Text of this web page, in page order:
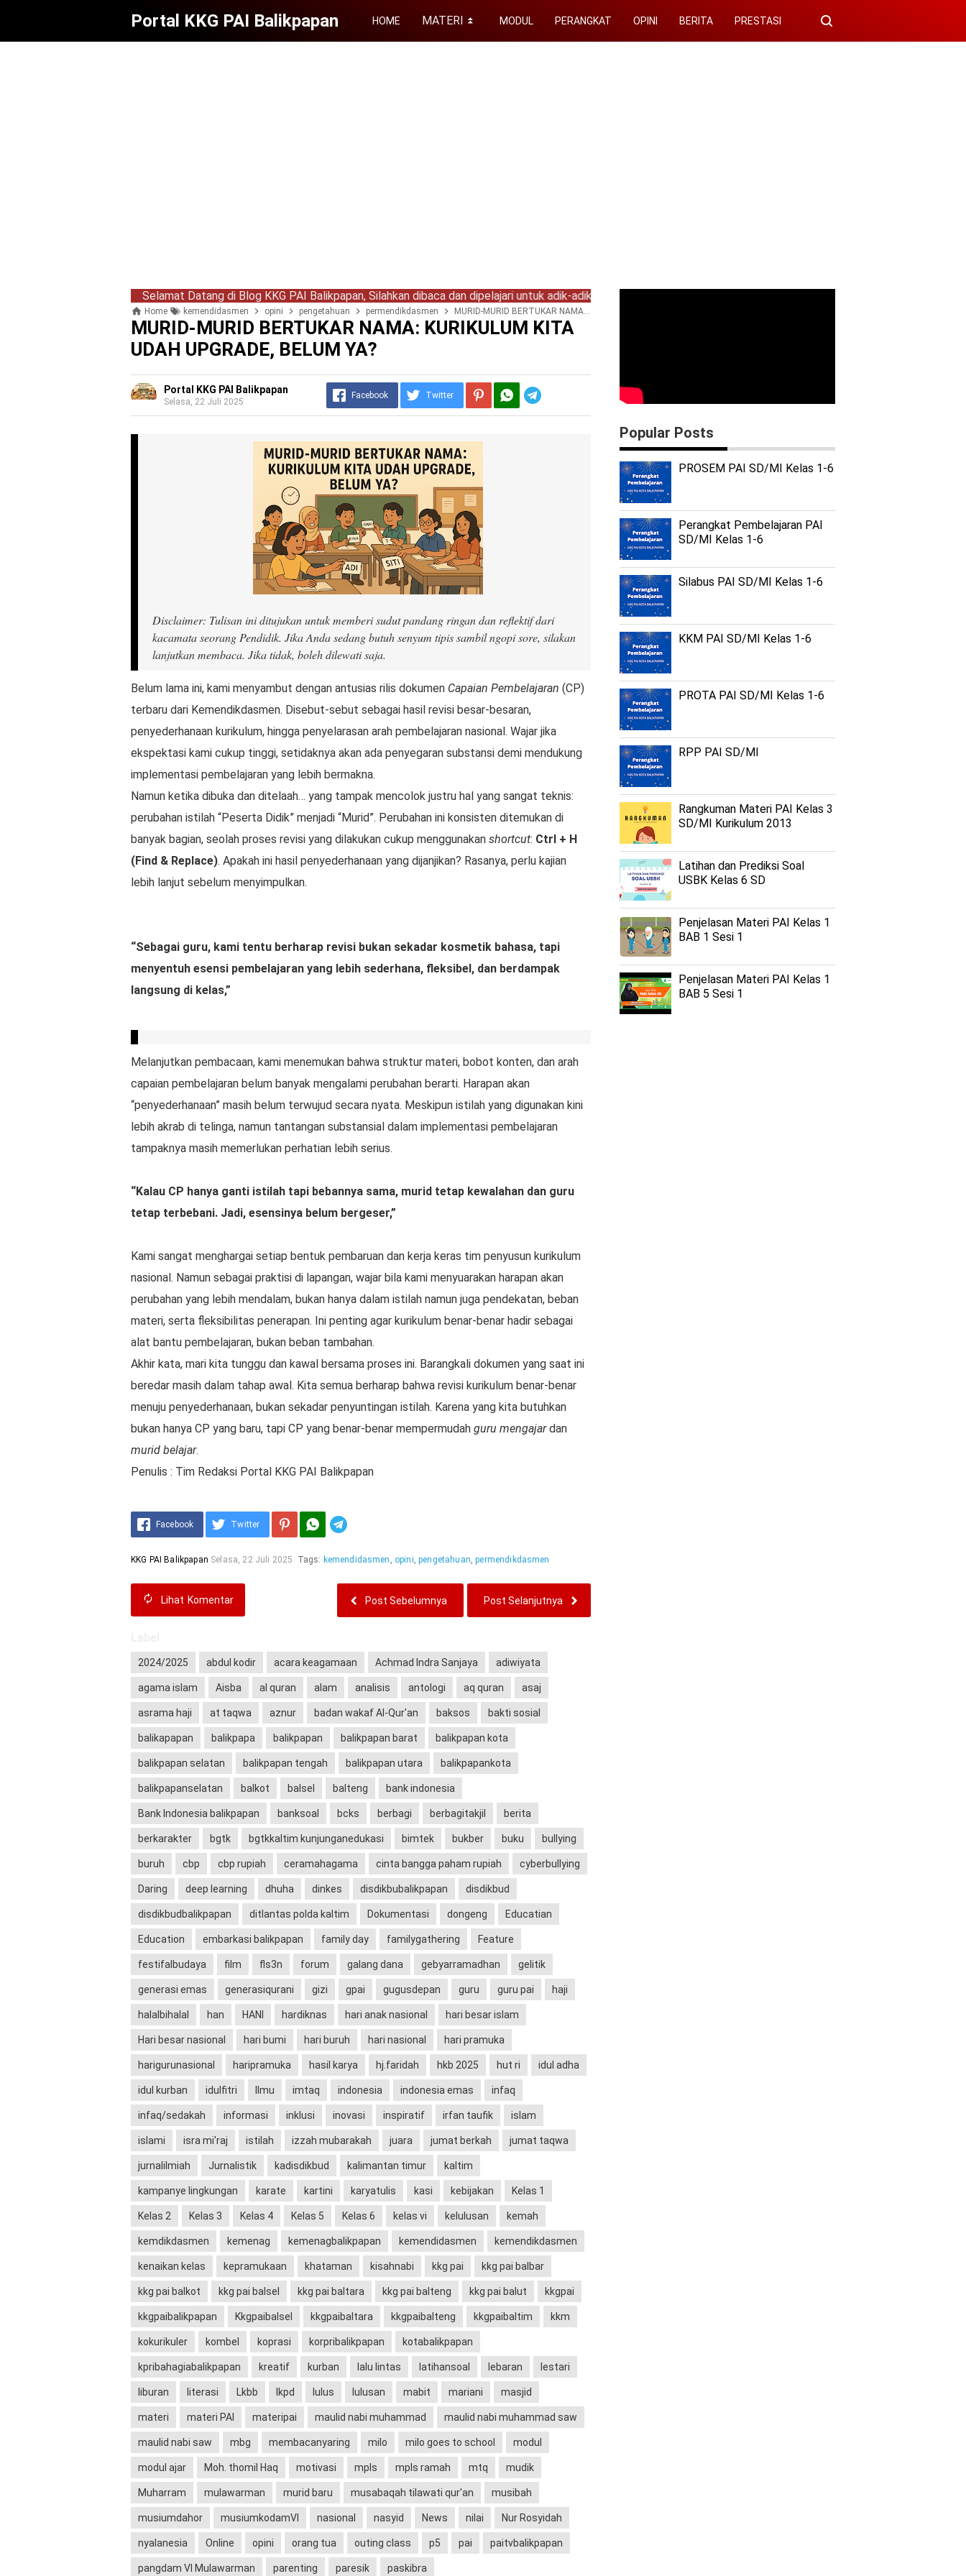
Portal KKG PAI Balikpapan HOME MATERI ⏬ MODUL PERANGKAT OPINI BERITA PRESTASI
Selamat Datang di Blog KKG PAI Balikpapan, Silahkan dibaca dan dipelajari untuk adik-adik yang saat ini belajar di rumah
Home kemendidasmen opini pengetahuan permendikdasmen MURID-MURID BERTUKAR NAMA: KURIKULUM KITA UDAH UPGRADE, BELUM YA?
MURID-MURID BERTUKAR NAMA: KURIKULUM KITA
UDAH UPGRADE, BELUM YA?
Portal KKG PAI Balikpapan
Selasa, 22 Juli 2025
Facebook Twitter
Disclaimer: Tulisan ini ditujukan untuk memberi sudut pandang ringan dan reflektif dari
kacamata seorang Pendidik. Jika Anda sedang butuh senyum tipis sambil ngopi sore, silakan
lanjutkan membaca. Jika tidak, boleh dilewati saja.
Belum lama ini, kami menyambut dengan antusias rilis dokumen Capaian Pembelajaran (CP)
terbaru dari Kemendikdasmen. Disebut-sebut sebagai hasil revisi besar-besaran,
penyederhanaan kurikulum, hingga penyelarasan arah pembelajaran nasional. Wajar jika
ekspektasi kami cukup tinggi, setidaknya akan ada penyegaran substansi demi mendukung
implementasi pembelajaran yang lebih bermakna.
Namun ketika dibuka dan ditelaah… yang tampak mencolok justru hal yang sangat teknis:
perubahan istilah “Peserta Didik” menjadi “Murid”. Perubahan ini konsisten ditemukan di
banyak bagian, seolah proses revisi yang dilakukan cukup menggunakan shortcut: Ctrl + H
(Find & Replace). Apakah ini hasil penyederhanaan yang dijanjikan? Rasanya, perlu kajian
lebih lanjut sebelum menyimpulkan.
“Sebagai guru, kami tentu berharap revisi bukan sekadar kosmetik bahasa, tapi
menyentuh esensi pembelajaran yang lebih sederhana, fleksibel, dan berdampak
langsung di kelas,”
Melanjutkan pembacaan, kami menemukan bahwa struktur materi, bobot konten, dan arah
capaian pembelajaran belum banyak mengalami perubahan berarti. Harapan akan
“penyederhanaan” masih belum terwujud secara nyata. Meskipun istilah yang digunakan kini
lebih akrab di telinga, namun tantangan substansial dalam implementasi pembelajaran
tampaknya masih memerlukan perhatian lebih serius.
“Kalau CP hanya ganti istilah tapi bebannya sama, murid tetap kewalahan dan guru
tetap terbebani. Jadi, esensinya belum bergeser,”
Kami sangat menghargai setiap bentuk pembaruan dan kerja keras tim penyusun kurikulum
nasional. Namun sebagai praktisi di lapangan, wajar bila kami menyuarakan harapan akan
perubahan yang lebih mendalam, bukan hanya dalam istilah namun juga pendekatan, beban
materi, serta fleksibilitas penerapan. Ini penting agar kurikulum benar-benar hadir sebagai
alat bantu pembelajaran, bukan beban tambahan.
Akhir kata, mari kita tunggu dan kawal bersama proses ini. Barangkali dokumen yang saat ini
beredar masih dalam tahap awal. Kita semua berharap bahwa revisi kurikulum benar-benar
menuju penyederhanaan, bukan sekadar penyuntingan istilah. Karena yang kita butuhkan
bukan hanya CP yang baru, tapi CP yang benar-benar mempermudah guru mengajardan
murid belajar.
Penulis : Tim Redaksi Portal KKG PAI Balikpapan
Facebook Twitter
KKG PAI Balikpapan Selasa, 22 Juli 2025 Tags: kemendidasmen , opini,pengetahuan,permendikdasmen
Lihat Komentar Post Selanjutnya
Post Sebelumnya
2024/2025 abdul kodir acara keagamaan Achmad Indra Sanjaya adiwiyata
agama islam Aisba al quran alam analisis antologi aq quran asaj
asrama haji at taqwa aznur badan wakaf Al-Qur'an baksos bakti sosial
balikapapan balikpapa balikpapan balikpapan barat balikpapan kota
balikpapan selatan balikpapan tengah balikpapan utara balikpapankota
balikpapanselatan balkot balsel balteng bank indonesia
Bank Indonesia balikpapan banksoal bcks berbagi berbagitakjil berita
berkarakter bgtk bgtkkaltim kunjunganedukasi bimtek bukber buku bullying
buruh cbp cbp rupiah ceramahagama cinta bangga paham rupiah cyberbullying
Daring deep learning dhuha dinkes disdikbubalikpapan disdikbud
disdikbudbalikpapan ditlantas polda kaltim Dokumentasi dongeng Educatian
Education embarkasi balikpapan family day familygathering Feature
festifalbudaya film fls3n forum galang dana gebyarramadhan gelitik
generasi emas generasiqurani gizi gpai gugusdepan guru guru pai haji
halalbihalal han HANI hardiknas hari anak nasional hari besar islam
Hari besar nasional hari bumi hari buruh hari nasional hari pramuka
harigurunasional haripramuka hasil karya hj.faridah hkb 2025 hut ri idul adha
idul kurban idulfitri Ilmu imtaq indonesia indonesia emas infaq
infaq/sedakah informasi inklusi inovasi inspiratif irfan taufik islam
islami isra mi'raj istilah izzah mubarakah juara jumat berkah jumat taqwa
jurnalilmiah Jurnalistik kadisdikbud kalimantan timur kaltim
kampanye lingkungan karate kartini karyatulis kasi kebijakan Kelas 1
Kelas 2 Kelas 3 Kelas 4 Kelas 5 Kelas 6 kelas vi kelulusan kemah
kemdikdasmen kemenag kemenagbalikpapan kemendidasmen kemendikdasmen
kenaikan kelas kepramukaan khataman kisahnabi kkg pai kkg pai balbar
kkg pai balkot kkg pai balsel kkg pai baltara kkg pai balteng kkg pai balut kkgpai
kkgpaibalikpapan Kkgpaibalsel kkgpaibaltara kkgpaibalteng kkgpaibaltim kkm
kokurikuler kombel koprasi korpribalikpapan kotabalikpapan
kpribahagiabalikpapan kreatif kurban lalu lintas latihansoal lebaran lestari
liburan literasi Lkbb lkpd lulus lulusan mabit mariani masjid
materi materi PAI materipai maulid nabi muhammad maulid nabi muhammad saw
maulid nabi saw mbg membacanyaring milo milo goes to school modul
modul ajar Moh. thomil Haq motivasi mpls mpls ramah mtq mudik
Muharram mulawarman murid baru musabaqah tilawati qur'an musibah
musiumdahor musiumkodamVI nasional nasyid News nilai Nur Rosyidah
nyalanesia Online opini orang tua outing class p5 pai paitvbalikpapan
pangdam VI Mulawarman parenting paresik paskibra
Popular Posts
PROSEM PAI SD/MI Kelas 1-6
Perangkat Pembelajaran PAI
SD/MI Kelas 1-6
Silabus PAI SD/MI Kelas 1-6
KKM PAI SD/MI Kelas 1-6
PROTA PAI SD/MI Kelas 1-6
RPP PAI SD/MI
Rangkuman Materi PAI Kelas 3
SD/MI Kurikulum 2013
Latihan dan Prediksi Soal
USBK Kelas 6 SD
Penjelasan Materi PAI Kelas 1
BAB 1 Sesi 1
Penjelasan Materi PAI Kelas 1
BAB 5 Sesi 1